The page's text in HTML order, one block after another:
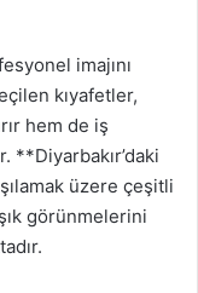
imajını
kıyafetler,
hem de iş
**Diyarbakır’daki
üzere çeşitli
görünmelerini